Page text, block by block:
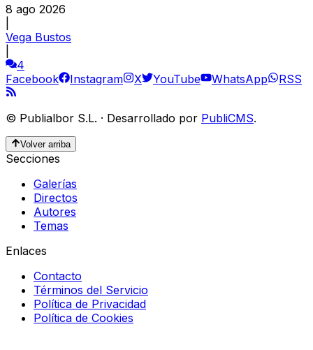
8 ago 2026
Vega Bustos
4
Facebook
Instagram X YouTube WhatsApp RSS
© Publialbor S.L. · Desarrollado por PubliCMS.
Volver arriba
Secciones
Galerías
Directos
Autores
Temas
Enlaces
Contacto
Términos del Servicio
Política de Privacidad
Política de Cookies